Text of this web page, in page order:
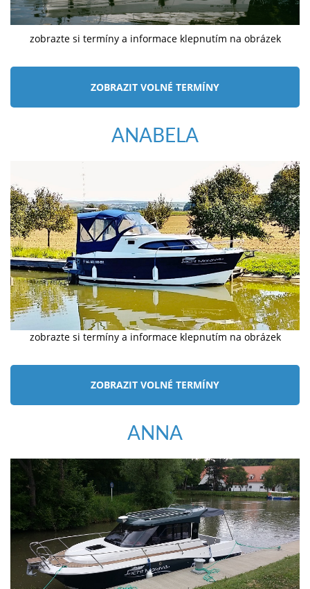
zobrazte si termíny a informace klepnutím na obrázek
ZOBRAZIT VOLNÉ TERMÍNY
ANABELA
zobrazte si termíny a informace klepnutím na obrázek
ZOBRAZIT VOLNÉ TERMÍNY
ANNA